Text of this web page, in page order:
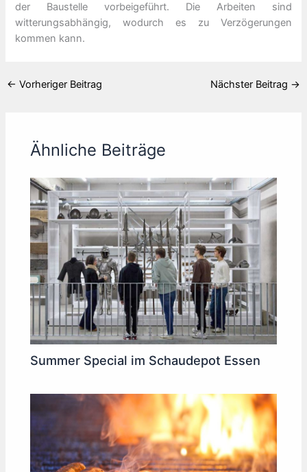
der Baustelle vorbeigeführt. Die Arbeiten sind
witterungsabhängig, wodurch es zu Verzögerungen
kommen kann.
← Vorheriger Beitrag Nächster Beitrag →
Ähnliche Beiträge
Summer Special im Schaudepot Essen